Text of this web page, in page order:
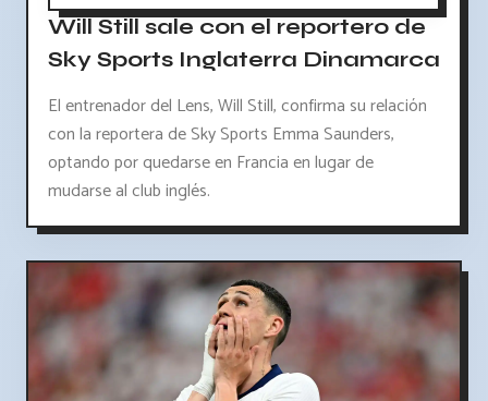
Will Still sale con el reportero de
Sky Sports Inglaterra Dinamarca
El entrenador del Lens, Will Still, confirma su relación
con la reportera de Sky Sports Emma Saunders,
optando por quedarse en Francia en lugar de
mudarse al club inglés.